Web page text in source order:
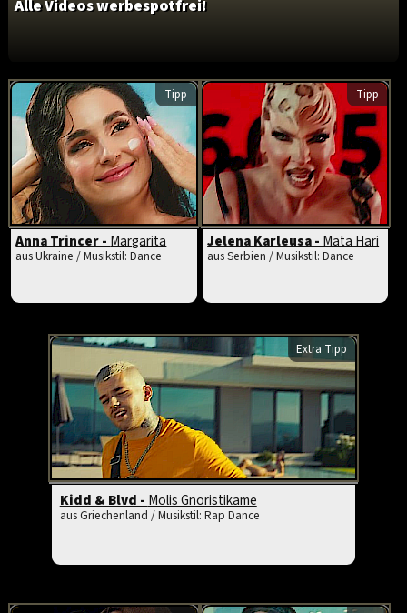
Alle Videos werbespotfrei!
Tipp
Anna Trincer - Margarita
aus Ukraine / Musikstil: Dance
Tipp
Jelena Karleusa - Mata Hari
aus Serbien / Musikstil: Dance
Extra Tipp
Kidd & Blvd - Molis Gnoristikame
aus Griechenland / Musikstil: Rap Dance